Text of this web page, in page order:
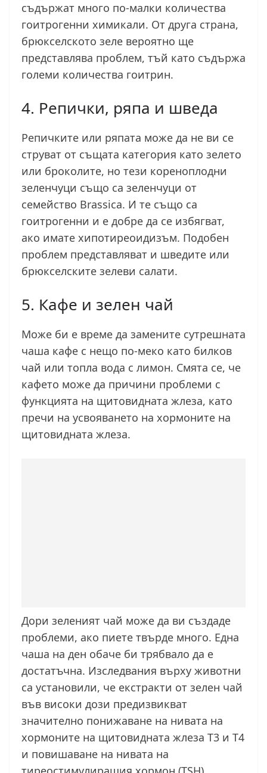
съдържат много по-малки количества
гоитрогенни химикали. От друга страна,
брюкселското зеле вероятно ще
представлява проблем, тъй като съдържа
големи количества гоитрин.
4. Репички, ряпа и шведа
Репичките или ряпата може да не ви се
струват от същата категория като зелето
или броколите, но тези кореноплодни
зеленчуци също са зеленчуци от
семейство Brassica. И те също са
гоитрогенни и е добре да се избягват,
ако имате хипотиреоидизъм. Подобен
проблем представляват и шведите или
брюкселските зелеви салати.
5. Кафе и зелен чай
Може би е време да замените сутрешната
чаша кафе с нещо по-меко като билков
чай или топла вода с лимон. Смята се, че
кафето може да причини проблеми с
функцията на щитовидната жлеза, като
пречи на усвояването на хормоните на
щитовидната жлеза.
Дори зеленият чай може да ви създаде
проблеми, ако пиете твърде много. Една
чаша на ден обаче би трябвало да е
достатъчна. Изследвания върху животни
са установили, че екстракти от зелен чай
във високи дози предизвикват
значително понижаване на нивата на
хормоните на щитовидната жлеза Т3 и Т4
и повишаване на нивата на